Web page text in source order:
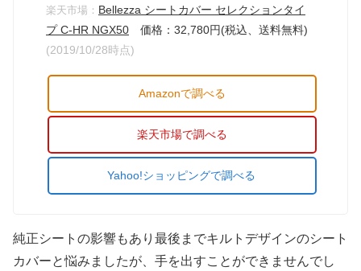
楽天市場： Bellezza シートカバー セレクションタイ
プ C-HR NGX50 価格：32,780円(税込、送料無料)
(2019/10/28時点)
Amazonで調べる
楽天市場で調べる
Yahoo!ショッピングで調べる
純正シートの影響もあり最後までキルトデザインのシート
カバーと悩みましたが、手を出すことができませんでし